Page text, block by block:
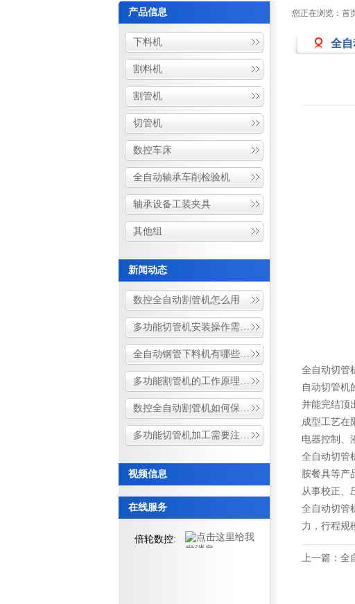
产品信息
下料机
割料机
割管机
切管机
数控车床
全自动轴承车削检验机
轴承设备工装夹具
其他组
新闻动态
数控全自动割管机怎么用
多功能切管机安装操作需要注意哪些细节问题
全自动钢管下料机有哪些特点
多功能割管机的工作原理和流程
数控全自动割管机如何保证加工的精度和效率
多功能切管机加工需要注意什么事项
视频信息
在线服务
倍轮数控:
您正在浏览： 首
全
全自动切管
自动切管机
并能完结顶
成型工艺在
电器控制、
全自动切管
胺餐具等产
从事校正、
全自动切管
力，行程规
上一篇： 全